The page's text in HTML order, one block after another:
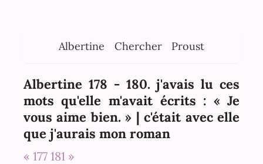
Albertine Chercher Proust
Albertine 178 - 180. j'avais lu ces
mots qu'elle m'avait écrits : « Je
vous aime bien. » | c'était avec elle
que j'aurais mon roman
« 177 181 »